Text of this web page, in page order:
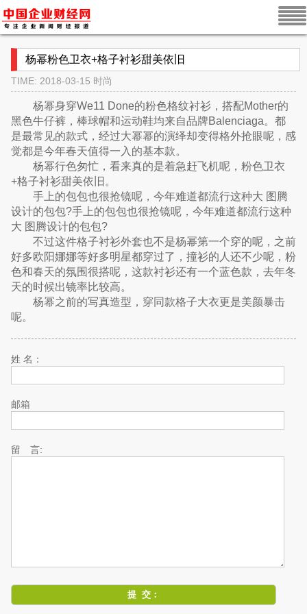
杨幂粉色卫衣+格子衬衫甜美依旧
TIME: 2018-03-15 时尚
杨幂身穿We11 Done的粉色格纹衬衫，搭配Mother的
黑色牛仔裤，棒球帽和运动鞋均来自品牌Balenciaga。都
是最常见的款式，经过大幂幂的演绎却变得格外抢眼呢，感
觉都是今年春天值得一入的基本款。
杨幂行色匆忙，看来真的是着急赶飞机呢，粉色卫衣
+格子衬衫甜美依旧。
手上的包包也很抢镜呢，今年难道都流行这种大 图腾
设计的包包?手上的包包也很抢镜呢，今年难道都流行这种
大 图腾设计的包包?
不过这件格子衬衫外套也不是杨幂第一个穿的呢，之前
好多欧阳娜娜等好多明星都穿过了，撞衫的人还不少呢，粉
色和春天的氛围很搭呢，这款衬衫还有一个蓝色款，去年冬
天的时候出镜率比较高。
杨幂之前的写真造型，穿同款格子大衣更是美颜暴击
呢。
姓 名：
邮箱
留 言: